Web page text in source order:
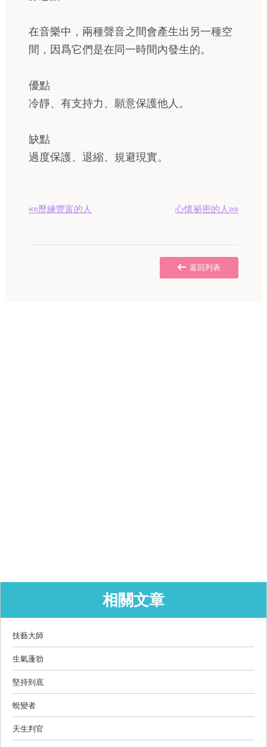
在音樂中，兩種聲音之間會產生出另一種空
間，因爲它們是在同一時間內發生的。
優點
冷靜、有支持力、願意保護他人。
缺點
過度保護、退縮、規避現實。
««歷練豐富的人 心懷祕密的人»»
返回列表
相關文章
技藝大師
生氣蓬勃
堅持到底
蛻變者
天生判官